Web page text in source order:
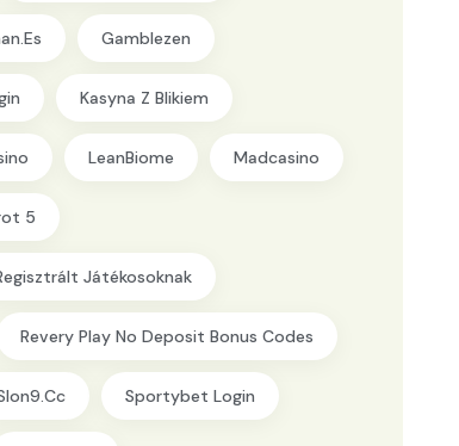
Gamblezen
Kasyna Z Blikiem
LeanBiome Madcasino
5
Játékosoknak
Revery Play No Deposit Bonus Codes
Sportybet Login